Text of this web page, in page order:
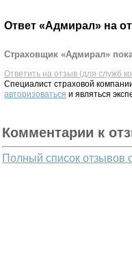
Ответ «Адмирал» на
Страховщик «Адмирал»
Ответить на отзыв (для служб
Специалист страховой
авторизоваться и являться
Комментарии к
Полный список отзывов